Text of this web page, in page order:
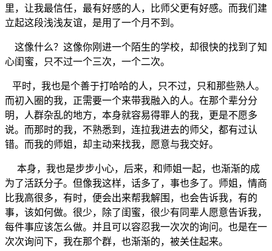
里，让我最信任，最有好感的人，比师父更有好感。而我们建
立起这段浅浅友谊，是用了一个月不到。
这像什么？这像你刚进一个陌生的学校，却很快的找到了知
心闺蜜，只不过一个三次，一个二次。
平时，我也是个善于打哈哈的人，只不过，只和那些熟人。
而初入圈的我，正需要一个来带我融入的人。在那个辈分分
明，人群杂乱的地方，本身就容易得罪人的我，更是不愿多
说。而那时的我，不熟悉到，连拉我进去的师父，都有过认
错。而我的师姐，却主动来找我，愿意与我交好。
本身，我也是步步小心，后来，和师姐一起，也渐渐的成
为了活跃分子。但像我这样，话多了，事也多了。师姐，情商
比我高很多，有时，便会出来帮我解围，也会告诉我，有的
事，该如何做。很少，除了闺蜜，很少有同辈人愿意告诉我，
每件事应该怎么做。并且可以容忍我一次次的询问。也是在一
次次询问下，我在那个群，也渐渐的，被关住起来。